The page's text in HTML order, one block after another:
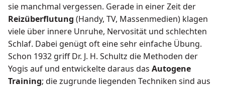
sie manchmal vergessen. Gerade in einer Zeit der
Reizüberflutung (Handy, TV, Massenmedien) klagen
viele über innere Unruhe, Nervosität und schlechten
Schlaf. Dabei genügt oft eine sehr einfache Übung.
Schon 1932 griff Dr. J. H. Schultz die Methoden der
Yogis auf und entwickelte daraus das Autogene
Training; die zugrunde liegenden Techniken sind aus